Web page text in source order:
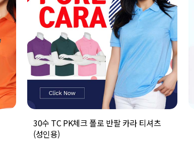
30수 TC PK체크 폴로 반팔 카라 티셔츠
(성인용)